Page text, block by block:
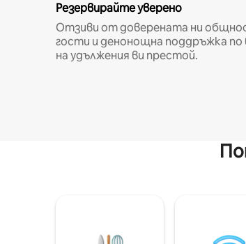
Резервирайте уверено
Отзиви от доверената ни
гости и денонощна поддръжка по
на удължения ви престой.